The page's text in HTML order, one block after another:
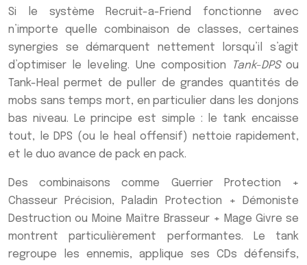
Si le système Recruit-a-Friend fonctionne avec
n’importe quelle combinaison de classes, certaines
synergies se démarquent nettement lorsqu’il s’agit
d’optimiser le leveling. Une composition
Tank-DPSou
Tank-Heal permet de puller de grandes quantités de
mobs sans temps mort, en particulier dans les donjons
bas niveau. Le principe est simple : le tank encaisse
tout, le DPS (ou le heal offensif) nettoie rapidement,
et le duo avance de pack en pack.
Des combinaisons comme Guerrier Protection +
Chasseur Précision, Paladin Protection + Démoniste
Destruction ou Moine Maître Brasseur + Mage Givre se
montrent particulièrement performantes. Le tank
regroupe les ennemis, applique ses CDs défensifs,